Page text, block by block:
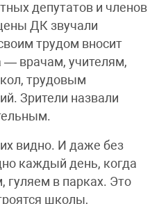
депутатов и членов
ДК звучали
трудом вносит
— врачам, учителям,
трудовым
Зрители назвали
видно. И даже без
каждый день, когда
в парках. Это
школы,